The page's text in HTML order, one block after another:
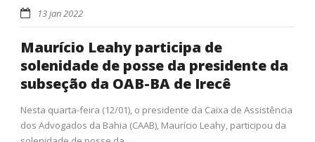
13 jan 2022
Maurício Leahy participa de
solenidade de posse da presidente da
subseção da OAB-BA de Irecê
Nesta quarta-feira (12/01), o presidente da Caixa de Assistência
dos Advogados da Bahia (CAAB), Maurício Leahy, participou da